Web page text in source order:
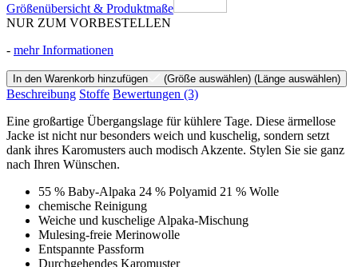
Größenübersicht & Produktmaße
NUR ZUM VORBESTELLEN
- mehr Informationen
In den Warenkorb hinzufügen (Größe auswählen) (Länge auswählen)
Beschreibung Stoffe Bewertungen (3)
Eine großartige Übergangslage für kühlere Tage. Diese ärmellose
Jacke ist nicht nur besonders weich und kuschelig, sondern setzt
dank ihres Karomusters auch modisch Akzente. Stylen Sie sie ganz
nach Ihren Wünschen.
55 % Baby-Alpaka 24 % Polyamid 21 % Wolle
chemische Reinigung
Weiche und kuschelige Alpaka-Mischung
Mulesing-freie Merinowolle
Entspannte Passform
Durchgehendes Karomuster